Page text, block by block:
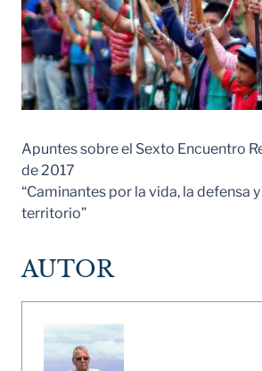
Apuntes sobre el Sexto Encuentro
de 2017
“Caminantes por la vida, la defensa
territorio”
AUTOR